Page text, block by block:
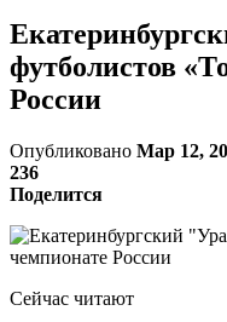
футболистов
России
Опубликовано Мар 12,
236
Поделится
Сейчас читают